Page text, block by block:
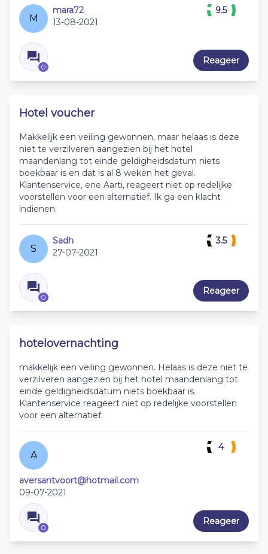
M
mara72
13-08-2021
0
9.5
Reageer
Hotel voucher
Makkelijk een veiling gewonnen, maar helaas is deze
niet te verzilveren aangezien bij het hotel
maandenlang tot einde geldigheidsdatum niets
boekbaar is en dat is al 8 weken het geval.
Klantenservice, ene Aarti, reageert niet op redelijke
voorstellen voor een alternatief. Ik ga een klacht
indienen.
S
Sadh
27-07-2021
0
3.5
Reageer
hotelovernachting
makkelijk een veiling gewonnen. Helaas is deze niet te
verzilveren aangezien bij het hotel maandenlang tot
einde geldigheidsdatum niets boekbaar is.
Klantenservice reageert niet op redelijke voorstellen
voor een alternatief.
A
aversantvoort@hotmail.com
09-07-2021
0
4
Reageer